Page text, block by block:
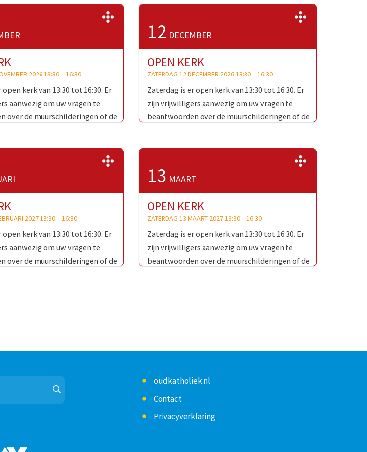
2026 13:30–16:30
kerk van 13:30 tot 16:30. Er
aanwezig om uw vragen te
over de muurschilderingen of de
OPEN KERK
12 DECEMBER
ZATERDAG 12 DECEMBER 2026 13:30–16:30
Zaterdag is er open kerk van 13:30 tot 16:30. Er
zijn vrijwilligers aanwezig om uw vragen te
beantwoorden over de muurschilderingen of de
2027 13:30–16:30
kerk van 13:30 tot 16:30. Er
aanwezig om uw vragen te
over de muurschilderingen of de
OPEN KERK
13 MAART
ZATERDAG 13 MAART 2027 13:30–16:30
Zaterdag is er open kerk van 13:30 tot 16:30. Er
zijn vrijwilligers aanwezig om uw vragen te
beantwoorden over de muurschilderingen of de
Zoeken
naar:
oudkatholiek.nl
Contact
Privacyverklaring